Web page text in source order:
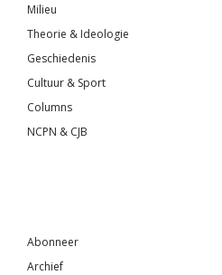
Milieu
Theorie & Ideologie
Geschiedenis
Cultuur & Sport
Columns
NCPN & CJB
Abonneer
Archief